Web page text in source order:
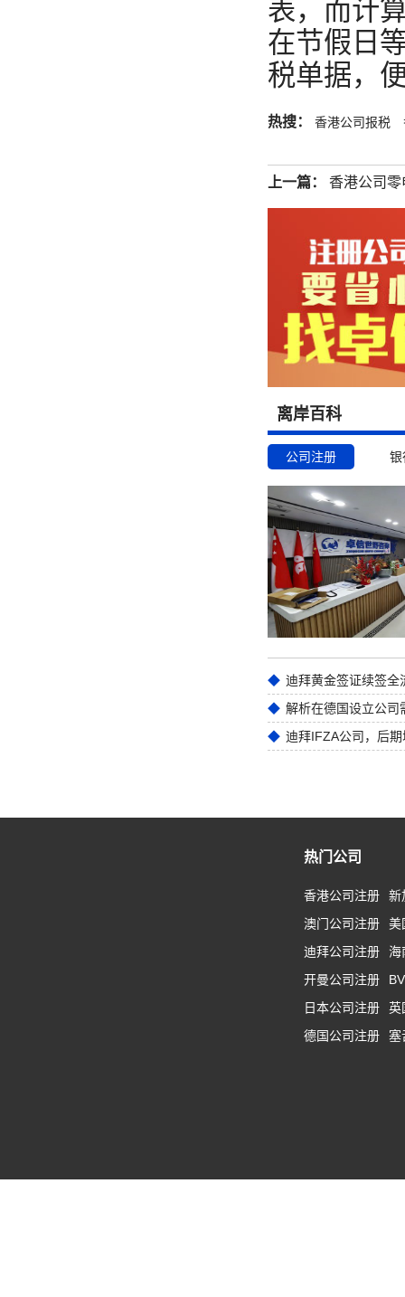
表，而计
在节假日
税单据，
热搜： 香港公司报税
上一篇： 香港公司
离岸百科
公司注册 银
迪拜黄金签证续签全
解析在德国设立公司
迪拜IFZA公司，后
热门公司
香港公司注册
新
澳门公司注册
美
迪拜公司注册
海
开曼公司注册
日本公司注册
英
德国公司注册
塞